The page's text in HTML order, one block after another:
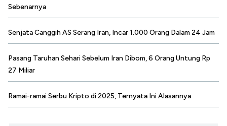
Sebenarnya
Senjata Canggih AS Serang Iran, Incar 1.000 Orang Dalam 24 Jam
Pasang Taruhan Sehari Sebelum Iran Dibom, 6 Orang Untung Rp
27 Miliar
Ramai-ramai Serbu Kripto di 2025, Ternyata Ini Alasannya